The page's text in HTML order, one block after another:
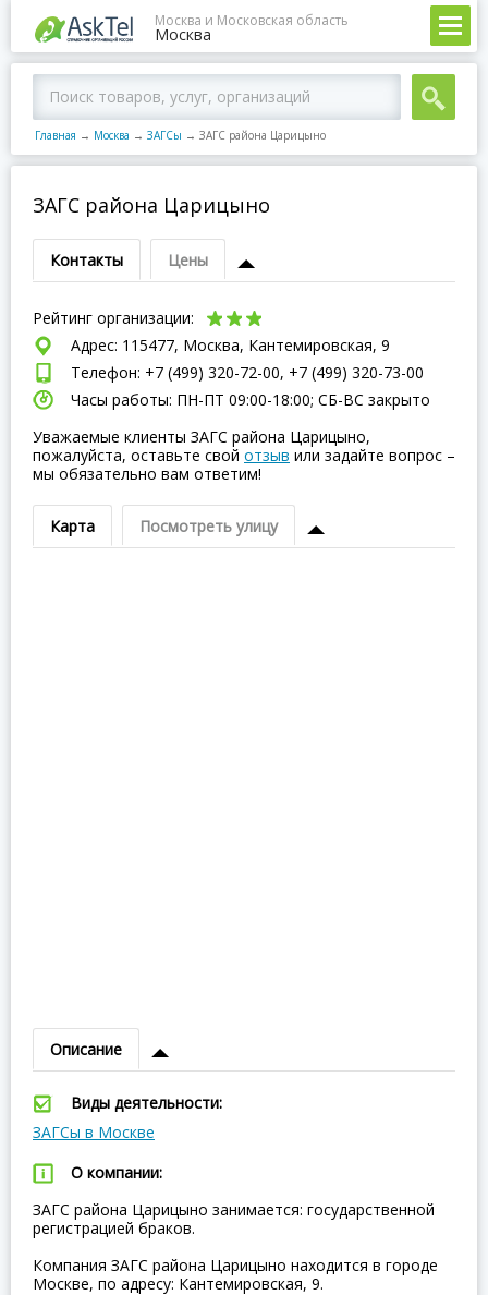
Москва и Московская область
Москва
Главная → Москва → ЗАГСы → ЗАГС района Царицыно
ЗАГС района Царицыно
Контакты Цены
Рейтинг организации:
Адрес: 115477, Москва, Кантемировская, 9
Телефон: +7 (499) 320-72-00, +7 (499) 320-73-00
Часы работы: ПН-ПТ 09:00-18:00; СБ-ВC закрыто
Уважаемые клиенты ЗАГС района Царицыно,
пожалуйста, оставьте свой отзыв или задайте вопрос –
мы обязательно вам ответим!
Карта Посмотреть улицу
Описание
Виды деятельности:
ЗАГСы в Москве
О компании:
ЗАГС района Царицыно занимается: государственной
регистрацией браков.
Компания ЗАГС района Царицыно находится в городе
Москве, по адресу: Кантемировская, 9.